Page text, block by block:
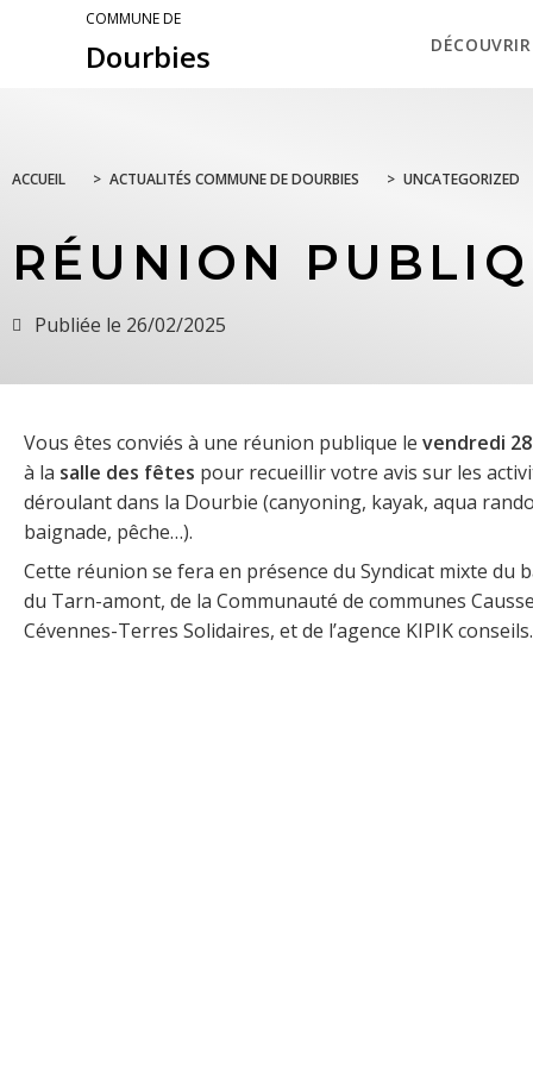
COMMUNE DE
Dourbies DÉCOUVRIR
ACCUEIL > ACTUALITÉS COMMUNE DE DOURBIES > UNCATEGORIZED
RÉUNION
Publiée le 26/02/2025
Vous êtes conviés à une réunion publique le vendredi
à la salle des fêtes pour recueillir votre avis sur les
déroulant dans la Dourbie (canyoning, kayak, aqua
baignade, pêche…).
Cette réunion se fera en présence du Syndicat mixte du
du Tarn-amont, de la Communauté de communes
Cévennes-Terres Solidaires, et de l’agence KIPIK conseils.